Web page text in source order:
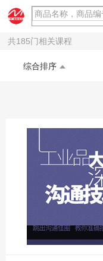
共185门相关课程
综合排序